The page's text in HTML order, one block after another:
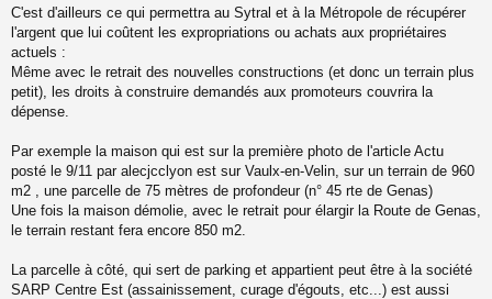
e
s
s
a
g
e
n
n
u
C'est d'ailleurs ce qui permettra au Sytral et à la Métropole de récupérer
l'argent que lui coûtent les expropriations ou achats aux propriétaires
actuels :
Même avec le retrait des nouvelles constructions (et donc un terrain plus
petit), les droits à construire demandés aux promoteurs couvrira la
dépense.
Par exemple la maison qui est sur la première photo de l'article Actu
posté le 9/11 par alecjcclyon est sur Vaulx-en-Velin, sur un terrain de 960
m2 , une parcelle de 75 mètres de profondeur (n° 45 rte de Genas)
Une fois la maison démolie, avec le retrait pour élargir la Route de Genas,
le terrain restant fera encore 850 m2.
La parcelle à côté, qui sert de parking et appartient peut être à la société
SARP Centre Est (assainissement, curage d'égouts, etc...) est aussi